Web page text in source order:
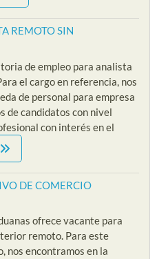
REMOTO SIN
de empleo para analista
el cargo en referencia, nos
de personal para empresa
de candidatos con nivel
con interés en el
DE COMERCIO
ofrece vacante para
remoto. Para este
nos encontramos en la